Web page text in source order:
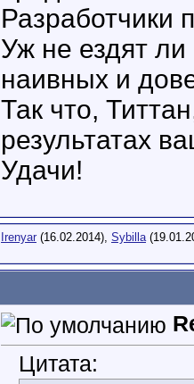
Разработчики
Уж не ездят
наивных и
Так что,
результатах
Удачи!
Irenyar (16.02.2014), Sybilla
Цитата: